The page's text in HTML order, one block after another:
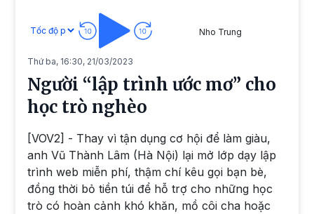
Nho Trung
Thứ ba, 16:30, 21/03/2023
Người “lập trình ước mơ” cho
học trò nghèo
[VOV2] - Thay vì tận dụng cơ hội để làm giàu,
anh Vũ Thành Lâm (Hà Nội) lại mở lớp dạy lập
trình web miễn phí, thậm chí kêu gọi bạn bè,
đồng thời bỏ tiền túi để hỗ trợ cho những học
trò có hoàn cảnh khó khăn, mồ côi cha hoặc